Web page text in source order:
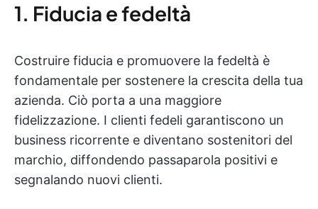
1. Fiducia e fedeltà
Costruire fiducia e promuovere la fedeltà è
fondamentale per sostenere la crescita della tua
azienda. Ciò porta a una maggiore
fidelizzazione. I clienti fedeli garantiscono un
business ricorrente e diventano sostenitori del
marchio, diffondendo passaparola positivi e
segnalando nuovi clienti.